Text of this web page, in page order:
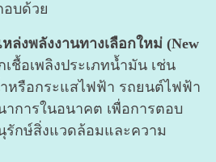
บด้วย
ล่งพลังงานทางเลือกใหม่ (New
ชื้อเพลิงประเภทน้ำมัน เช่น
หรือกระแสไฟฟ้า รถยนต์ไฟฟ้า
การในอนาคต เพื่อการตอบ
รักษ์สิ่งแวดล้อมและความ